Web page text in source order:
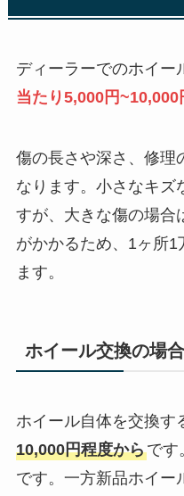
ディーラーでのホイー
当たり5,000円~10,000
傷の長さや深さ、修理
なります。小さなキズ
すが、大きな傷の場合
がかかるため、1ヶ所1
ます。
ホイール交換の場
ホイール自体を交換す
10,000円程度からです
です。一方新品ホイー